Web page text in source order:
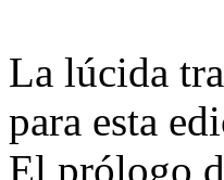
La lúcida
para esta
El prólogo